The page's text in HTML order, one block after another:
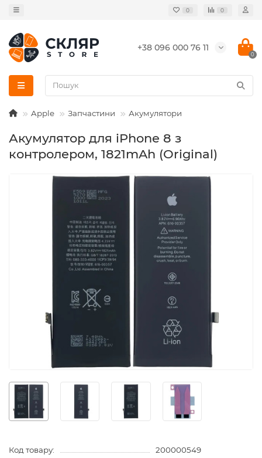
0 0
+38 096 000 76 11
0
Apple Запчастини Акумулятори
Акумулятор для iPhone 8 з
контролером, 1821mAh (Original)
Код товару:
200000549